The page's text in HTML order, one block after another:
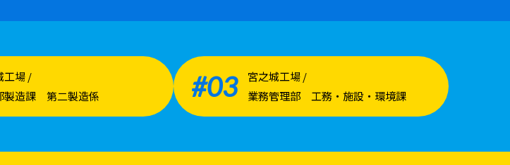
工場 /
製造課 第二製造係
#03
宮之城工場 /
業務管理部 工務・施設・環境課